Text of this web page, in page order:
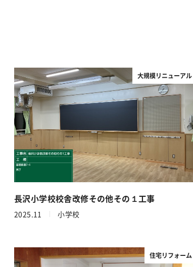
大規模リニューアル
長沢小学校校舎改修その他その１工事
2025.11 小学校
住宅リフォーム